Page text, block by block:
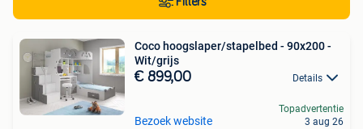
Coco hoogslaper/stapelbed - 90x200 -
Wit/grijs
€ 899,00 Details
Bezoek website
Topadvertentie
3 aug 26